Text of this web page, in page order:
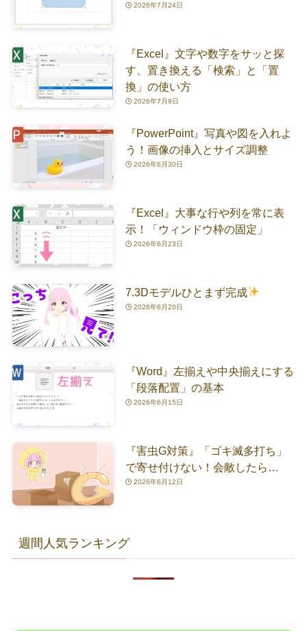
2026年7月24日
『Excel』文字や数字をサッと探
す、置き換える「検索」と「置
換」の使い方
2026年7月9日
『PowerPoint』写真や図を入れよ
う！画像の挿入とサイズ調整
2026年6月30日
『Excel』大事な行や列を常に表
示！「ウィンドウ枠の固定」
2026年6月23日
7.3Dモデルひとまず完成
2026年6月20日
『Word』左揃えや中央揃えにする
「段落配置」の基本
2026年6月15日
『害虫G対策』「ゴキ滅多打ち」
で寄せ付けない！会敵したら…
2026年6月12日
週間人気ランキング